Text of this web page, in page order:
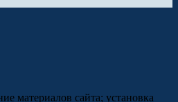
материалов сайта; установка